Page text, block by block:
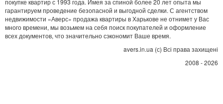
покупке квартир с 1993 года. Имея за спиной более 20 лет опыта мы
гарантируем проведение безопасной и выгодной сделки. С агентством
недвижимости «Аверс» продажа квартиры в Харькове не отнимет у Вас
много времени, мы возьмем на себя поиск покупателей и оформление
всех документов, что значительно сэкономит Ваше время.
avers.in.ua (с) Всі права захищені
2008 - 2026